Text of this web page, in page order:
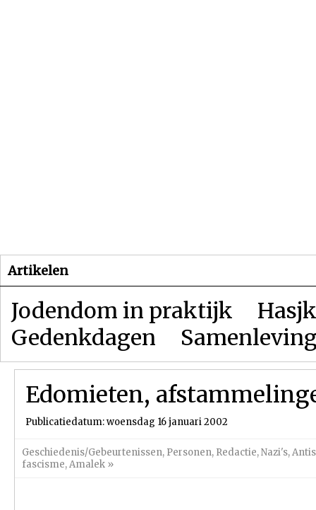
Artikelen
Jodendom in praktijk
Gedenkdagen
Edomieten,
Publicatiedatum: woensdag 16 januari 2002
Geschiedenis/Gebeurtenissen, Personen, Redactie,Nazi's,
fascisme,Amalek »